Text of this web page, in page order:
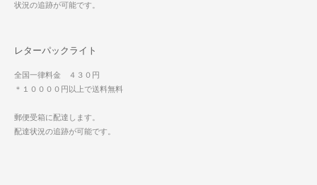
状況の追跡が可能です。
レターパックライト
全国一律料金 ４３０円
＊１００００円以上で送料無料
郵便受箱に配達します。
配達状況の追跡が可能です。